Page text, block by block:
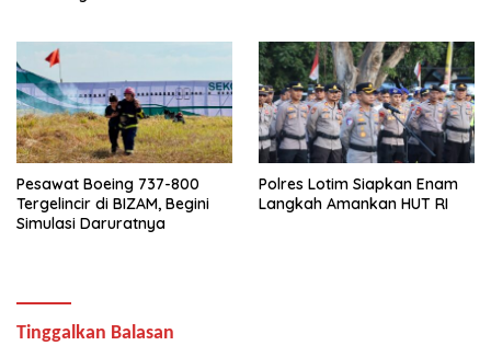
Pesawat Boeing 737-800
Tergelincir di BIZAM, Begini
Simulasi Daruratnya
Polres Lotim Siapkan Enam
Langkah Amankan HUT RI
Tinggalkan Balasan